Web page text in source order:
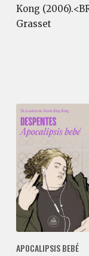
Kong
Grasset
APOCALIPSIS BEBÉ